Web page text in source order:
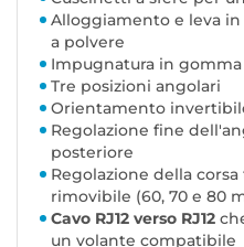
Alloggiamento e leva
a polvere
Impugnatura in
Tre posizioni angolari
Orientamento
Regolazione fine
posteriore
Regolazione della
rimovibile (60, 70 e 80
Cavo RJ12 verso RJ12
un volante compatibile